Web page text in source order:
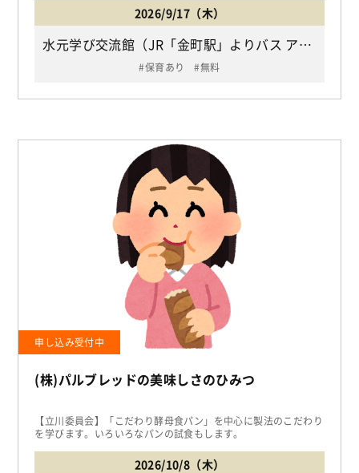
2026/9/17（木）
水元学び交流館（JR「金町駅」よりバス アイリスループ9番「水元社会教育館・いこいの家入口バス停」下車徒歩2分/葛飾区南水元2-13-1）
保育あり 無料
申し込み受付中
(株)パルブレッドの美味しさのひみつ
【立川委員会】「こだわり酵母食パン」を中心に製法のこだわり
を学びます。いろいろなパンの試食もします。
2026/10/8（木）